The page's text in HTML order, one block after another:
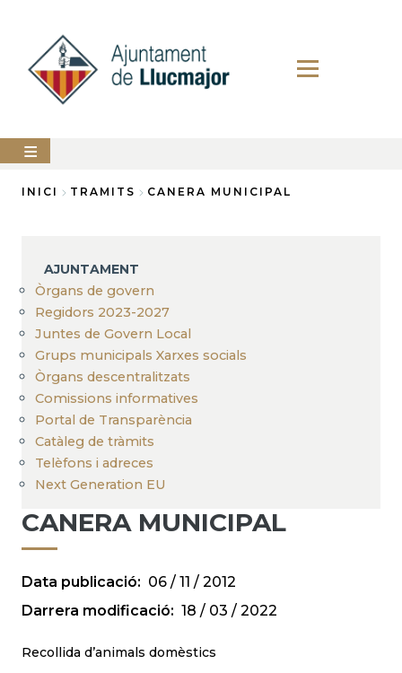
contingut
AJUNTAMENT
SERVEIS
MUNICIPALS
PERFIL
DEL
CONTRACTANT
ANUNCIS
INICI TRAMITS CANERA MUNICIPAL
AJUNTAMENT
Òrgans de govern
Regidors 2023-2027
Juntes de Govern Local
Grups municipals Xarxes socials
Òrgans descentralitzats
Comissions informatives
Portal de Transparència
Catàleg de tràmits
Telèfons i adreces
Next Generation EU
CANERA MUNICIPAL
Data publicació
06 / 11 / 2012
Darrera modificació
18 / 03 / 2022
Recollida d’animals domèstics